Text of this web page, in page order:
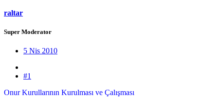
raltar
Super Moderator
5 Nis 2010
#1
Onur Kurullarının Kurulması ve Çalışması